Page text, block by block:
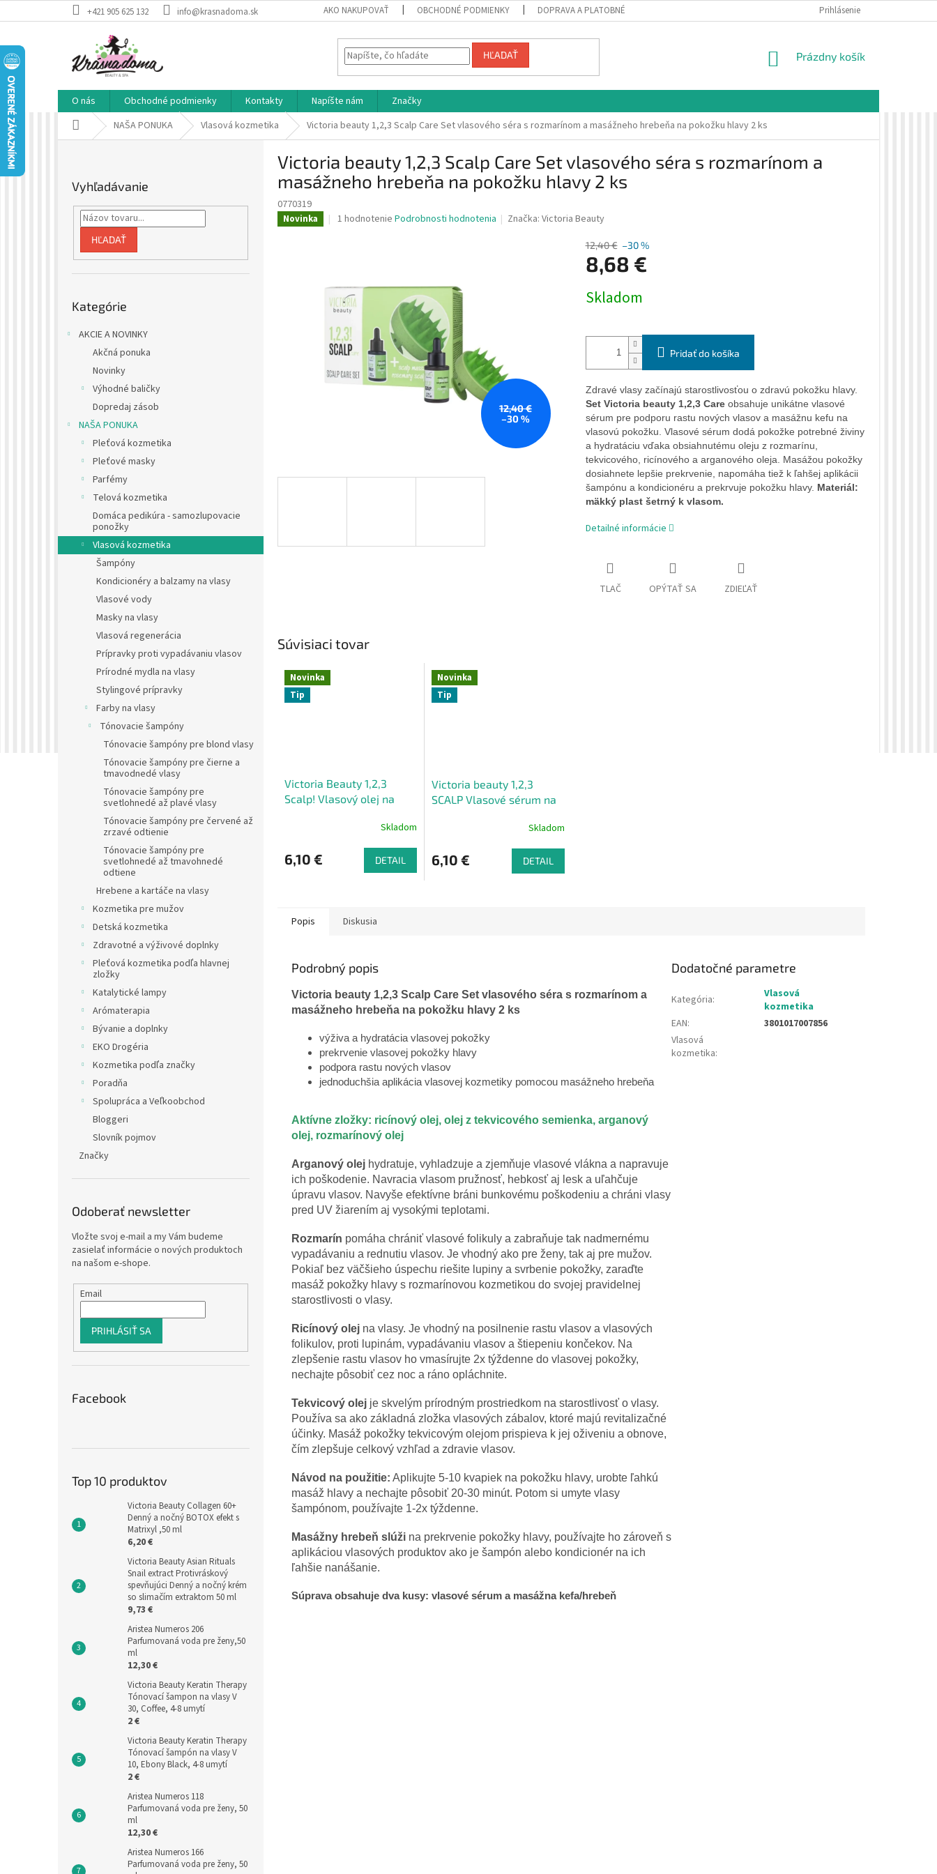
na
+421 905 625 132 info@krasnadoma.sk AKO NAKUPOVAŤ OBCHODNÉ PODMIENKY DOPRAVA A PLATOBNÉ PODMIENKY VZORKOVÁ PREDAJŇA
Prihlásenie
HĽADAŤ
NÁKUPNÝ
Prázdny košík
O nás Obchodné podmienky Kontakty Napíšte nám
Značky
DomovNAŠA PONUKA Vlasová kozmetika Victoria beauty 1,2,3 Scalp Care Set vlasového séra s rozmarínom a masážneho hrebeňa na pokožku hlavy 2 ks
Vyhľadávanie
HĽADAŤ
kategórie
Kategórie
AKCIE A NOVINKY
Akčná ponuka
Novinky
Výhodné baličky
Dopredaj zásob
NAŠA PONUKA
Pleťová kozmetika
Pleťové masky
Parfémy
Telová kozmetika
Domáca pedikúra - samozlupovacie
ponožky
Vlasová kozmetika
Šampóny
Kondicionéry a balzamy na vlasy
Vlasové vody
Masky na vlasy
Vlasová regenerácia
Prípravky proti vypadávaniu vlasov
Prírodné mydla na vlasy
Stylingové prípravky
Farby na vlasy
Tónovacie šampóny
Tónovacie šampóny pre blond vlasy
Tónovacie šampóny pre čierne a
tmavodnedé vlasy
Tónovacie šampóny pre
svetlohnedé až plavé vlasy
Tónovacie šampóny pre červené až
zrzavé odtienie
Tónovacie šampóny pre
svetlohnedé až tmavohnedé
odtiene
Hrebene a kartáče na vlasy
Kozmetika pre mužov
Detská kozmetika
Zdravotné a výživové doplnky
Pleťová kozmetika podľa hlavnej
zložky
Katalytické lampy
Arómaterapia
Bývanie a doplnky
EKO Drogéria
Kozmetika podľa značky
Poradňa
Spolupráca a Veľkoobchod
Bloggeri
Slovník pojmov
Značky
Odoberať newsletter
Vložte svoj e-mail a my Vám budeme
zasielať informácie o nových produktoch
na našom e-shope.
Email
PRIHLÁSIŤ SA
Facebook
Top 10 produktov
Victoria Beauty Collagen 60+
Denný a nočný BOTOX efekt s
Matrixyl ,50 ml
6,20 €
Victoria Beauty Asian Rituals
Snail extract Protivráskový
spevňujúci Denný a nočný krém
so slimačím extraktom 50 ml
9,73 €
Aristea Numeros 206
Parfumovaná voda pre ženy,50
ml
12,30 €
Victoria Beauty Keratin Therapy
Tónovací šampon na vlasy V
30, Coffee, 4-8 umytí
2 €
Victoria Beauty Keratin Therapy
Tónovací šampón na vlasy V
10, Ebony Black, 4-8 umytí
2 €
Aristea Numeros 118
Parfumovaná voda pre ženy, 50
ml
12,30 €
Aristea Numeros 166
Parfumovaná voda pre ženy, 50
Victoria beauty 1,2,3 Scalp Care Set vlasového séra s rozmarínom a
masážneho hrebeňa na pokožku hlavy 2 ks
0770319
Novinka
Priemerné
z
5
hviezdičiek.
1 hodnotenie Podrobnosti hodnotenia Značka:Victoria Beauty
12,40 €
–30 %
12,40 € –30 %
8,68 €
cena:
Skladom
Pridať do košíka
Zdravé vlasy začínajú starostlivosťou o zdravú pokožku hlavy.
Set Victoria beauty 1,2,3 Careobsahuje unikátne vlasové
sérum pre podporu rastu nových vlasov a masážnu kefu na
vlasovú pokožku. Vlasové sérum dodá pokožke potrebné živiny
a hydratáciu vďaka obsiahnutému oleju z rozmarínu,
tekvicového, ricínového a arganového oleja. Masážou pokožky
dosiahnete lepšie prekrvenie, napomáha tiež k ľahšej aplikácii
šampónu a kondicionéru a prekrvuje pokožku hlavy. Materiál:
mäkký plast šetrný k vlasom.
Detailné informácie
TLAČ OPÝTAŤ SA ZDIEĽAŤ
Súvisiaci tovar
Novinka
Tip
Victoria Beauty 1,2,3
Scalp! Vlasový olej na
rozmarínovým olejom 30
Skladom
6,10 € DETAIL
Novinka
Tip
Victoria beauty 1,2,3
SCALP Vlasové sérum na
verou, biotínom a tea tree
Skladom
6,10 € DETAIL
Popis Diskusia
Podrobný popis
Victoria beauty 1,2,3 Scalp Care Set vlasového séra s rozmarínom a
masážneho hrebeňa na pokožku hlavy 2 ks
výživa a hydratácia vlasovej pokožky
prekrvenie vlasovej pokožky hlavy
podpora rastu nových vlasov
jednoduchšia aplikácia vlasovej kozmetiky pomocou masážneho hrebeňa
Aktívne zložky: ricínový olej, olej z tekvicového semienka, arganový
olej, rozmarínový olej
Arganový olej hydratuje, vyhladzuje a zjemňuje vlasové vlákna a napravuje
ich poškodenie. Navracia vlasom pružnosť, hebkosť aj lesk a uľahčuje
úpravu vlasov. Navyše efektívne bráni bunkovému poškodeniu a chráni vlasy
pred UV žiarením aj vysokými teplotami.
Rozmarín pomáha chrániť vlasové folikuly a zabraňuje tak nadmernému
vypadávaniu a rednutiu vlasov. Je vhodný ako pre ženy, tak aj pre mužov.
Pokiaľ bez väčšieho úspechu riešite lupiny a svrbenie pokožky, zaraďte
masáž pokožky hlavy s rozmarínovou kozmetikou do svojej pravidelnej
starostlivosti o vlasy.
Ricínový olej na vlasy. Je vhodný na posilnenie rastu vlasov a vlasových
folikulov, proti lupinám, vypadávaniu vlasov a štiepeniu končekov. Na
zlepšenie rastu vlasov ho vmasírujte 2x týždenne do vlasovej pokožky,
nechajte pôsobiť cez noc a ráno opláchnite.
Tekvicový olej je skvelým prírodným prostriedkom na starostlivosť o vlasy.
Používa sa ako základná zložka vlasových zábalov, ktoré majú revitalizačné
účinky. Masáž pokožky tekvicovým olejom prispieva k jej oživeniu a obnove,
čím zlepšuje celkový vzhľad a zdravie vlasov.
Návod na použitie: Aplikujte 5-10 kvapiek na pokožku hlavy, urobte ľahkú
masáž hlavy a nechajte pôsobiť 20-30 minút. Potom si umyte vlasy
šampónom, používajte 1-2x týždenne.
Masážny hrebeň slúži na prekrvenie pokožky hlavy, používajte ho zároveň s
aplikáciou vlasových produktov ako je šampón alebo kondicionér na ich
ľahšie nanášanie.
Súprava obsahuje dva kusy: vlasové sérum a masážna kefa/hrebeň
Dodatočné parametre
Kategória:
Vlasová
kozmetika
EAN:
3801017007856
Vlasová
kozmetika: